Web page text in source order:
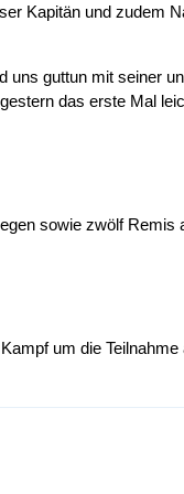
Kapitän und zudem
uns guttun mit seiner
das erste Mal
sowie zwölf Remis
um die